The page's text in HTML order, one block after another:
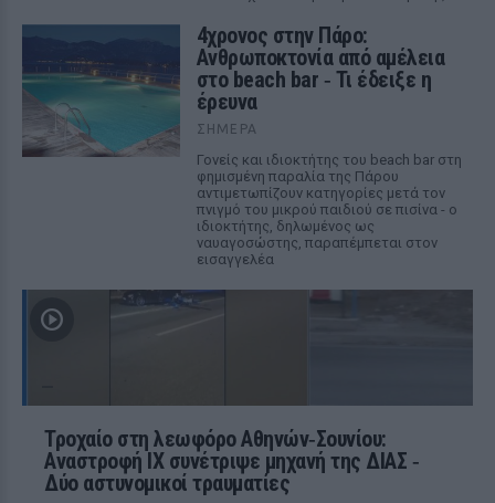
4χρονος στην Πάρο:
Ανθρωποκτονία από αμέλεια
στο beach bar ‑ Τι έδειξε η
έρευνα
ΣΉΜΕΡΑ
Γονείς και ιδιοκτήτης του beach bar στη
φημισμένη παραλία της Πάρου
αντιμετωπίζουν κατηγορίες μετά τον
πνιγμό του μικρού παιδιού σε πισίνα - ο
ιδιοκτήτης, δηλωμένος ως
ναυαγοσώστης, παραπέμπεται στον
εισαγγελέα
Τροχαίο στη λεωφόρο Αθηνών‑Σουνίου:
Αναστροφή ΙΧ συνέτριψε μηχανή της ΔΙΑΣ ‑
Δύο αστυνομικοί τραυματίες